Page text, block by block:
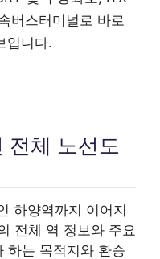
버스터미널로 바로
입니다.
전체 노선도
하양역까지 이어지
전체 역 정보와 주요
하는 목적지와 환승